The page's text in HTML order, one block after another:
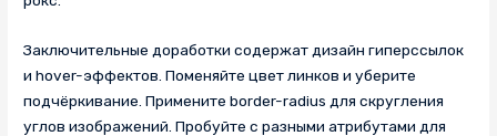
Заключительные доработки содержат дизайн гиперссылок
и hover-эффектов. Поменяйте цвет линков и уберите
подчёркивание. Примените border-radius для скругления
углов изображений. Пробуйте с разными атрибутами для